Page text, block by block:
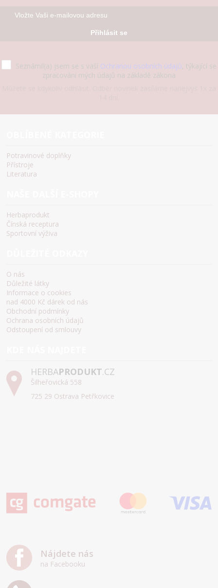
Přihlásit se
Seznámil(a) jsem se s vaší Ochranou osobních údajů, týkající se
zpracování mých údajů na základě zákona
Potravinové doplňky
Přístroje
Literatura
Herbaprodukt
Čínská receptura
Sportovní výživa
O nás
Důležité látky
Informace o cookies
nad 4000 Kč dárek od nás
Obchodní podmínky
Ochrana osobních údajů
Odstoupení od smlouvy
HERBAPRODUKT.CZ
Šilheřovická 558
725 29 Ostrava Petřkovice
Nájdete nás
na Facebooku